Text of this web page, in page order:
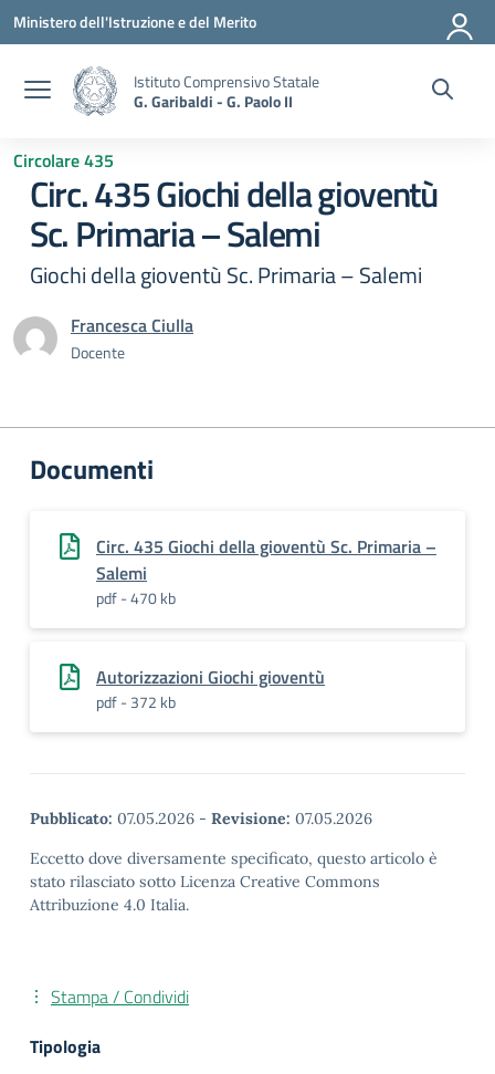
Vai ai contenuti
Vai al menu di navigazione
Vai al footer
Ministero dell'Istruzione e del Merito
Istituto Comprensivo Statale
G. Garibaldi - G. Paolo II
Circolare 435
Circ. 435 Giochi della gioventù
Sc. Primaria – Salemi
Giochi della gioventù Sc. Primaria – Salemi
Francesca Ciulla
Docente
Documenti
Circ. 435 Giochi della gioventù Sc. Primaria –
Salemi
pdf - 470 kb
Autorizzazioni Giochi gioventù
pdf - 372 kb
Pubblicato: 07.05.2026 - Revisione: 07.05.2026
Eccetto dove diversamente specificato, questo articolo è
stato rilasciato sotto Licenza Creative Commons
Attribuzione 4.0 Italia.
Stampa / Condividi
Tipologia